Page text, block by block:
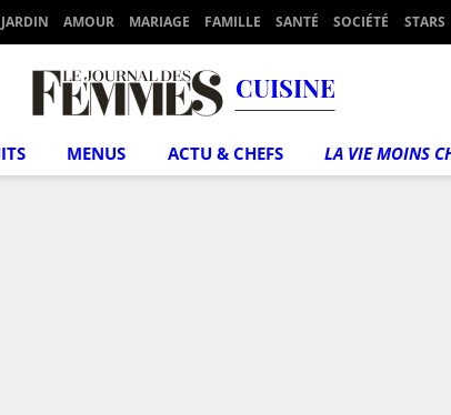
JARDIN AMOUR MARIAGE FAMILLE SANTÉ SOCIÉTÉ STARS
CUISINE
MENUS ACTU & CHEFS LA VIE MOINS